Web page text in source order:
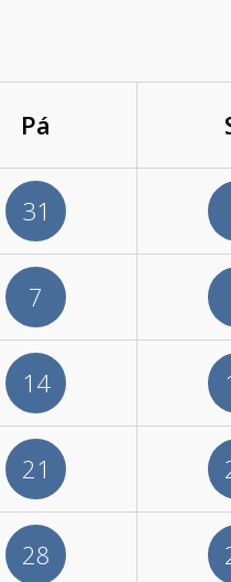
Pá
31
7
14
21
28